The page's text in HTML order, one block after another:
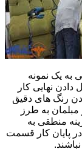
به یک نمونه
نهایی کار
رنگ های دقیق
به طرز
منطقی به
پایان کار قسمت